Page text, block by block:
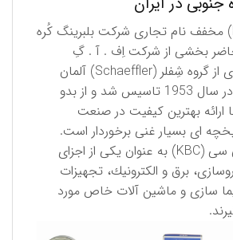
كی بی سی (KBC) مخفف نام تجاری شركت بلبرینگ كُره
بخشی از شركت اِف . آ . گِ
(FAG) كُره ، عضوی از گروه شِفلر (Schaeffler) آلمان
است. این شركت در سال 1953 تاسیس شد و از بدو
ارائه بهترین كیفیت در صنعت
ای بسیار غنی برخوردار است.
بلبرینگهای كی بی سی (KBC) به عنوان یكی از اجزای
برق و الكترونیك، تجهیزات
سازی و ماشین آلات خاص مورد